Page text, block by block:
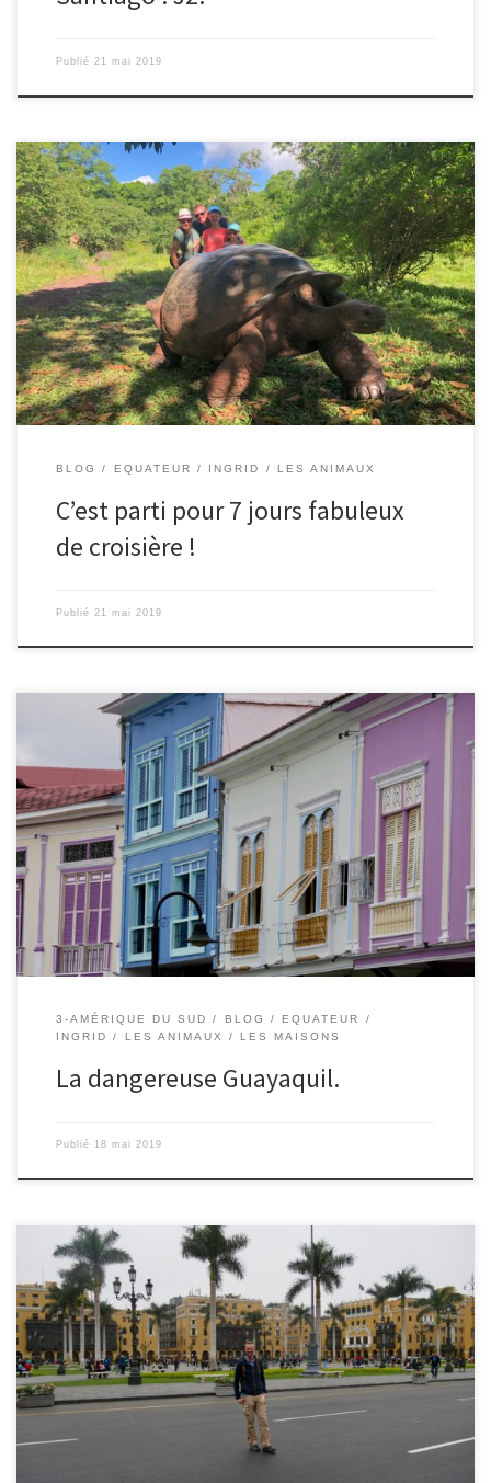
Publié 21 mai 2019
Le 20/05/2019 – Ingrid. Nous embarquons à12h30 dans une
lancha, impatients de rejoindre notre bateau de croisière, le
Darwin. A peine arrivés, qu’un repas nous est servi et que nous
faisons la connaissance des autres voyageurs, certains
commencent leur croisière comme nous, d’autres sont déjà sur le
bateau depuis […]
BLOG EQUATEUR INGRID LES ANIMAUX
C’est parti pour 7 jours fabuleux
de croisière !
Publié 21 mai 2019
Le 17/05/2019 – Ingrid. Après 2h de vol, nous voilà arrivés à
Guayaquil, la ville la plus peuplée de l’Equateur. Ce sera notre
avant dernier pays du voyage après déjà 10 mois de nomadisme.
Notre séjour commence par deux excellentes nouvelles. Nicolas
vient d’apprendre qu’à son retour en France, il […]
3-AMÉRIQUE DU SUD BLOG
EQUATEUR
INGRID
LES ANIMAUX LES MAISONS
La dangereuse Guayaquil.
Publié 18 mai 2019
Le 16/05/2019 – Ingrid. Le lendemain, le réveil est matinal pour
un départ à 8h pour l’aéroport, pour un vol pour Lima. Nicolas y a
réservé un petit appartement charmant, dans le quartier bohème
de Barranco. Nous nous y promenons l’après-midi, dans un dédale
de rues colorées et où […]